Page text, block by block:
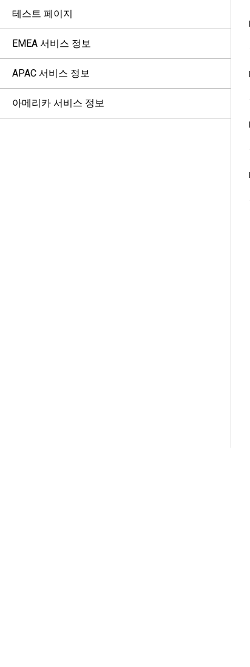
테스트 페이지
EMEA 서비스 정보
APAC 서비스 정보
아메리카 서비스 정보